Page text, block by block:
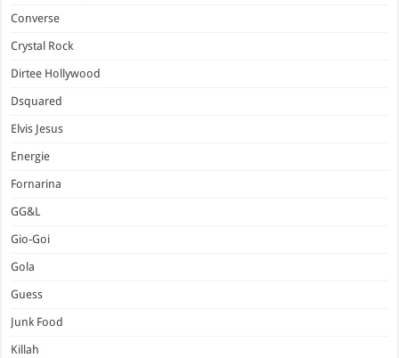
Converse
Crystal Rock
Dirtee Hollywood
Dsquared
Elvis Jesus
Energie
Fornarina
GG&L
Gio-Goi
Gola
Guess
Junk Food
Killah